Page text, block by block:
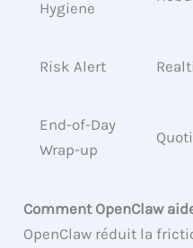
Hygiene
Risk Alert
End-of-Day
Wrap-up
Comment OpenClaw
OpenClaw réduit la